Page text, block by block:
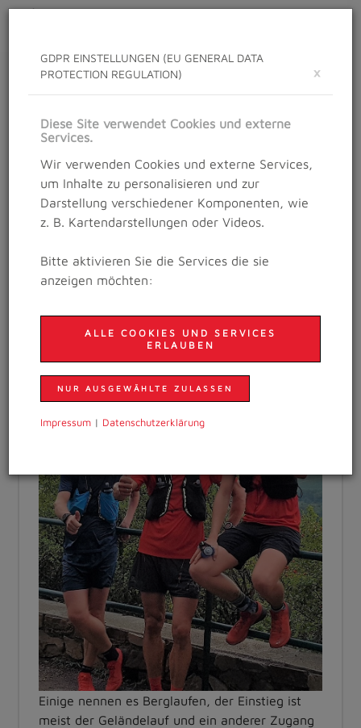
NEWS
Neuigkeiten rund um das Salzburg Trailrunning
Festival
Details
04. September 2020
TRAILRUNNING, TIPPS
UND TRICKS!
Einige nennen es Berglaufen, der Einstieg ist
meist der Geländelauf und ein anderer Zugang
GDPR EINSTELLUNGEN (EU GENERAL DATA
PROTECTION REGULATION)
×
Diese Site verwendet Cookies und externe
Services.
Wir verwenden Cookies und externe Services,
um Inhalte zu personalisieren und zur
Darstellung verschiedener Komponenten, wie
z. B. Kartendarstellungen oder Videos.
Bitte aktivieren Sie die Services die sie
anzeigen möchten:
ALLE COOKIES UND SERVICES
ERLAUBEN
NUR AUSGEWÄHLTE ZULASSEN
Impressum | Daten­schutzer­klärung